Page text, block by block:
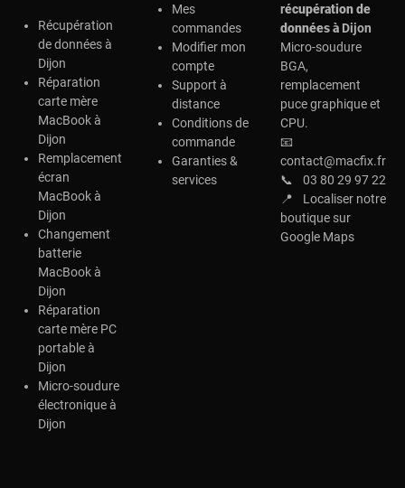
Récupération
de données à
Dijon
Réparation
carte mère
MacBook à
Dijon
Remplacement
écran
MacBook à
Dijon
Changement
batterie
MacBook à
Dijon
Réparation
carte mère PC
portable à
Dijon
Micro-soudure
électronique à
Dijon
Mes
commandes
Modifier mon
compte
Support à
distance
Conditions de
commande
Garanties &
services
récupération de
données àDijon
Micro-soudure
BGA,
remplacement
puce graphique et
CPU.
📧
contact@macfix.fr
📞
03 80 29 97 22
📍
Localiser notre
boutique sur
Google Maps